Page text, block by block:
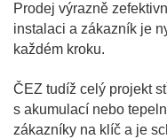
Prodej výrazně
instalaci a zákazník je
každém kroku.
ČEZ tudíž celý projekt
s akumulací nebo
zákazníky na klíč a je